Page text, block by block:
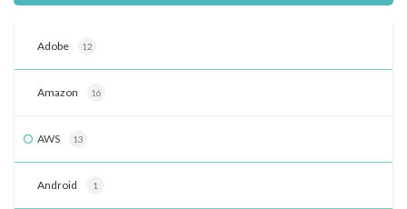
Adobe 12
Amazon 16
AWS 13
Android 1